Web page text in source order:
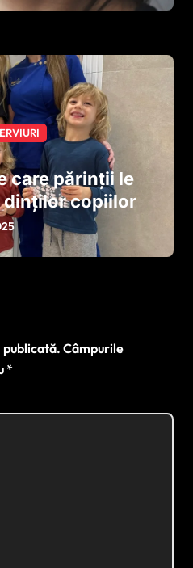
care părinții le
dinților copiilor
publicată. Câmpurile
*